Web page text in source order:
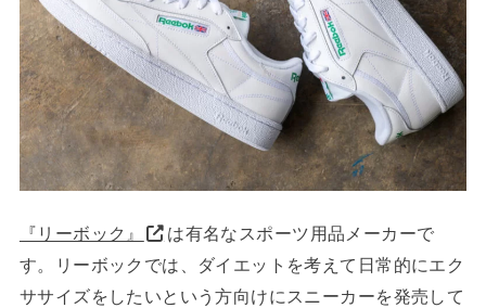
『リーボック』
は有名なスポーツ用品メーカーで
す。リーボックでは、ダイエットを考えて日常的にエク
ササイズをしたいという方向けにスニーカーを発売して